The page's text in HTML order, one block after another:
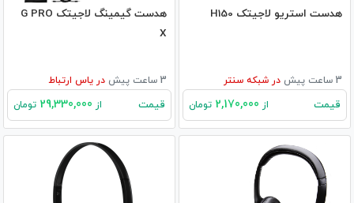
هدست استریو لاجیتک H150
3 ساعت پیش در شبکه سنتر
قیمت از تومان
هدست گیمینگ لاجیتک G PRO
X
3 ساعت پیش در یاس ارتباط
قیمت از تومان